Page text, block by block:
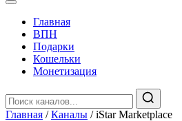
Главная
️ВПН
Подарки
Кошельки
Монетизация
Главная / Каналы / iStar Marketplace